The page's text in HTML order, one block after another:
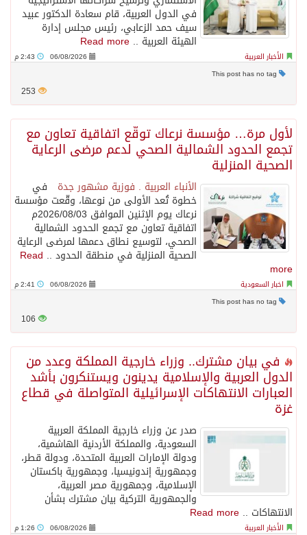
في الدول العربية، قام سعادة الدكتور عبيد
سيف حمد الزعابي، رئيس مجلس إدارة
الهيئة العربية .. Read more
الأخبار العربية 06/08/2026
253
لأول مرة… مؤسسة نرعاك توقّع اتفاقية تعاون مع
تجمع الحدود الشمالية الصحي لدعم مرضى الرعاية
الصحية المنزلية
الأنباء العربية . فوزية مشهور جدة في
خطوة تُعد الأولى من نوعها، وقّعت مؤسسة
نرعاك يوم الإثنين الموافق 2026/08/03م
اتفاقية تعاون مع تجمع الحدود الشمالية
الصحي، لتوسيع نطاق دعمها لمرضى الرعاية
الصحية المنزلية في منطقة الحدود .. Read
more
اخبار السعودية 06/08/2026
106
في بيان مشترك.. وزراء خارجية المملكة وعدد من
الدول العربية والإسلامية يدينون ويستنكرون بأشد
العبارات الانتهاكات الإسرائيلية المتواصلة في قطاع
غزة
صدر عن وزراء خارجية المملكة العربية
السعودية، والمملكة الأردنية الهاشمية،
ودولة الإمارات العربية المتحدة، ودولة قطر،
وجمهورية إندونيسيا، وجمهورية باكستان
الإسلامية، وجمهورية مصر العربية،
والجمهورية التركية بيان مشترك بشأن
الانتهاكات .. Read more
الأخبار العربية 06/08/2026